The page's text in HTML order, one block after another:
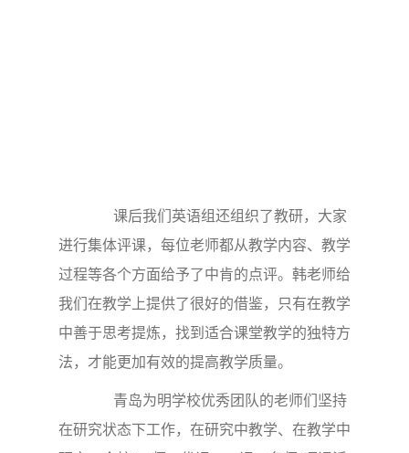
课后我们英语组还组织了教研，大家
进行集体评课，每位老师都从教学内容、教学
过程等各个方面给予了中肯的点评。韩老师给
我们在教学上提供了很好的借鉴，只有在教学
中善于思考提炼，找到适合课堂教学的独特方
法，才能更加有效的提高教学质量。
青岛为明学校优秀团队的老师们坚持
在研究状态下工作，在研究中教学、在教学中